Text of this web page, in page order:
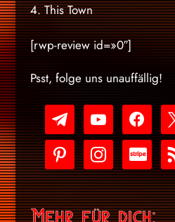
This Town
[rwp-review id=»0″]
Psst, folge uns unauffällig!
telegram
youtube-
play
facebook
pinterestinstagram
cc-
stripe
rss
Mehr für dich: